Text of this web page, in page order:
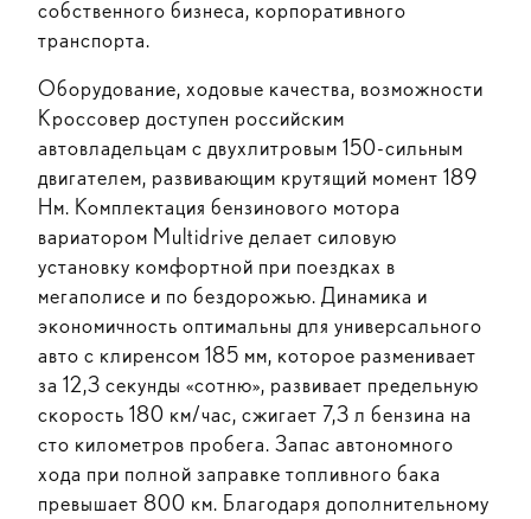
собственного бизнеса, корпоративного
транспорта.
Оборудование, ходовые качества, возможности
Кроссовер доступен российским
автовладельцам с двухлитровым 150-сильным
двигателем, развивающим крутящий момент 189
Нм. Комплектация бензинового мотора
вариатором Multidrive делает силовую
установку комфортной при поездках в
мегаполисе и по бездорожью. Динамика и
экономичность оптимальны для универсального
авто с клиренсом 185 мм, которое разменивает
за 12,3 секунды «сотню», развивает предельную
скорость 180 км/час, сжигает 7,3 л бензина на
сто километров пробега. Запас автономного
хода при полной заправке топливного бака
превышает 800 км. Благодаря дополнительному